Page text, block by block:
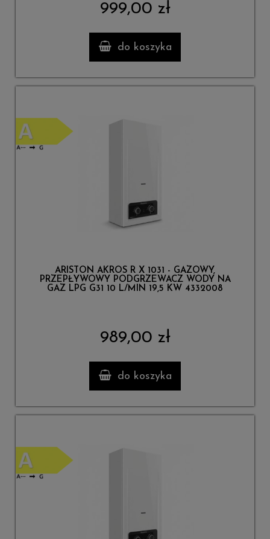
999,00 zł
do koszyka
ARISTON AKROS R X 1031 - GAZOWY,
PRZEPŁYWOWY PODGRZEWACZ WODY NA
GAZ LPG G31 10 L/MIN 19,5 KW 4332008
989,00 zł
do koszyka